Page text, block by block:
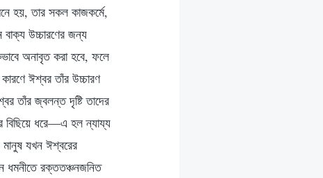
হয়, তার সকল কাজকর্মে,
বাক্য উচ্চারণের জন্য
অনাবৃত করা হবে, ফলে
ঈশ্বর তাঁর উচ্চারণ
তাঁর জ্বলন্ত দৃষ্টি তাদের
বিছিয়ে ধরে—এ হল ন্যায্য
যখন ঈশ্বরের
ধমনীতে রক্ততঞ্চনজনিত